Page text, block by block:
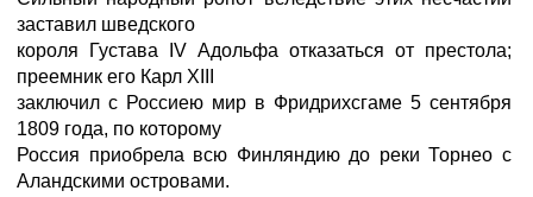
заставил шведского
короля Густава IV Адольфа отказаться от престола;
преемник его Карл XIII
заключил с Россиею мир в Фридрихсгаме 5 сентября
1809 года, по которому
Россия приобрела всю Финляндию до реки Торнео с
Аландскими островами.